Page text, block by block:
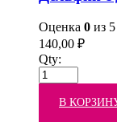
Оценка 0 из 5
140,00 ₽
Qty:
В